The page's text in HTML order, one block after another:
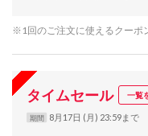
※1回のご注文に使えるクーポ
タイムセール 一覧
期間 8月17日 (月) 23:59まで